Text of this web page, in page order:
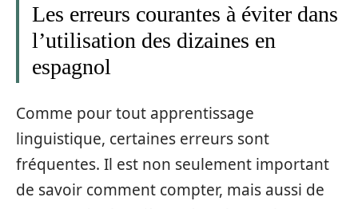
Les erreurs courantes à éviter dans
l’utilisation des dizaines en
espagnol
Comme pour tout apprentissage
linguistique, certaines erreurs sont
fréquentes. Il est non seulement important
de savoir comment compter, mais aussi de